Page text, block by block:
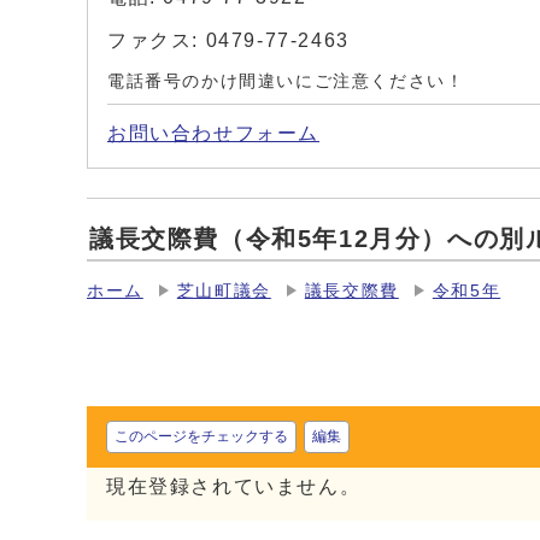
ファクス: 0479-77-2463
電話番号のかけ間違いにご注意ください！
お問い合わせフォーム
議長交際費（令和5年12月分）への別
ホーム 芝山町議会 議長交際費 令和5年
このページをチェックする 編集
現在登録されていません。